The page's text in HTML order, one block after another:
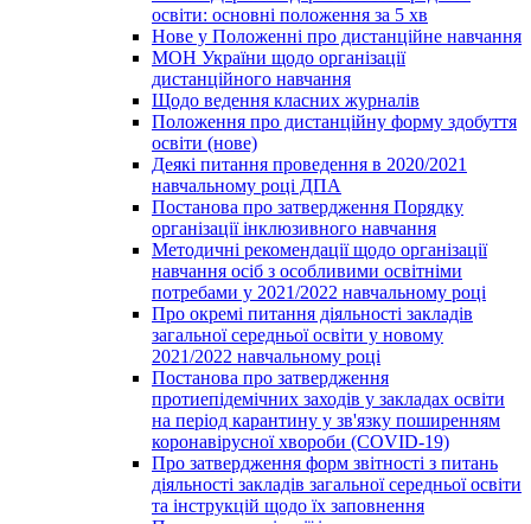
освіти: основні положення за 5 хв
Нове у Положенні про дистанційне навчання
МОН України щодо організації
дистанційного навчання
Щодо ведення класних журналів
Положення про дистанційну форму здобуття
освіти (нове)
Деякі питання проведення в 2020/2021
навчальному році ДПА
Постанова про затвердження Порядку
організації інклюзивного навчання
Методичні рекомендації щодо організації
навчання осіб з особливими освітніми
потребами у 2021/2022 навчальному році
Про окремі питання діяльності закладів
загальної середньої освіти у новому
2021/2022 навчальному році
Постанова про затвердження
протиепідемічних заходів у закладах освіти
на період карантину у зв'язку поширенням
коронавірусної хвороби (COVID-19)
Про затвердження форм звітності з питань
діяльності закладів загальної середньої освіти
та інструкцій щодо їх заповнення